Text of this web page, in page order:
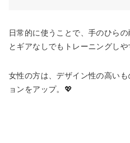
日常的に使うことで、手のひら
とギアなしでもトレーニングしや
女性の方は、デザイン性の高い
ョンをアップ。💖